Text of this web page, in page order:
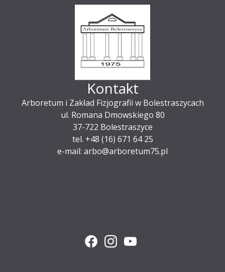
Kontakt
Arboretum i Zakład Fizjografii w Bolestraszycach
ul. Romana Dmowskiego 80
37-722 Bolestraszyce
tel. +48 (16) 671 64 25
e-mail: arbo@arboretum75.pl